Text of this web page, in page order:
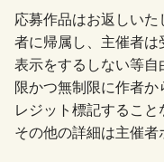
応募作品はお返しい
者に帰属し、主催者は
表示をするしない等自
限かつ無制限に作者
レジット標記すること
その他の詳細は主催者